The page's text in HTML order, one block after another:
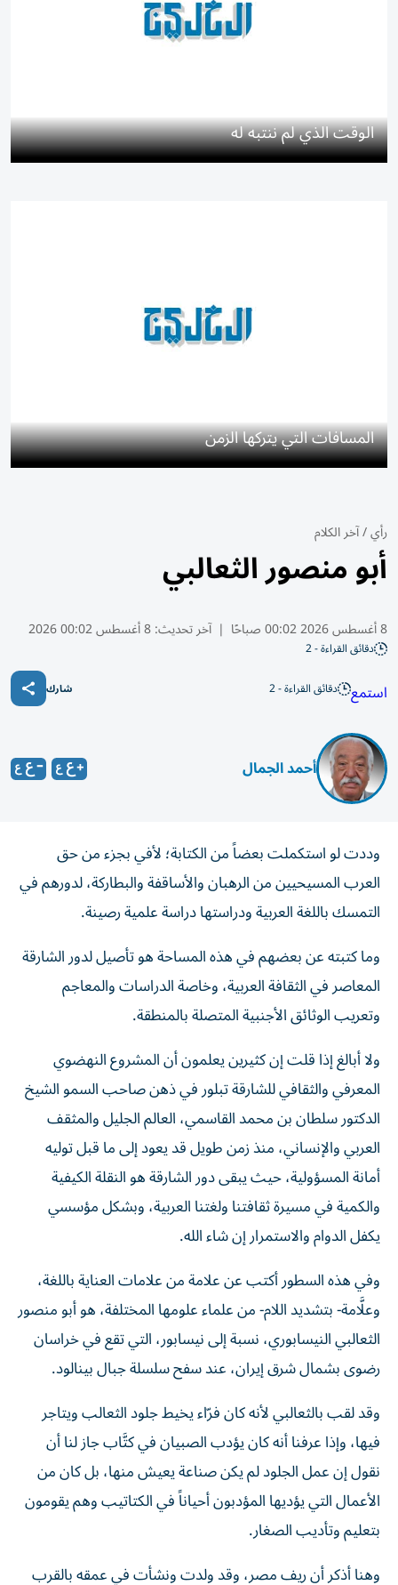
الوقت الذي لم ننتبه له
المسافات التي يتركها الزمن
رأي/آخر الكلام
أبو منصور الثعالبي
8 أغسطس 2026 00:02 صباحًا | آخر تحديث:8 أغسطس 00:02 2026
دقائق القراءة - 2
استمع دقائق القراءة - 2 شارك
أحمد الجمال
وددت لو استكملت بعضاً من الكتابة؛ لأفي بجزء من حق
العرب المسيحيين من الرهبان والأساقفة والبطاركة، لدورهم في
التمسك باللغة العربية ودراستها دراسة علمية رصينة.
وما كتبته عن بعضهم في هذه المساحة هو تأصيل لدور الشارقة
المعاصر في الثقافة العربية، وخاصة الدراسات والمعاجم
وتعريب الوثائق الأجنبية المتصلة بالمنطقة.
ولا أبالغ إذا قلت إن كثيرين يعلمون أن المشروع النهضوي
المعرفي والثقافي للشارقة تبلور في ذهن صاحب السمو الشيخ
الدكتور سلطان بن محمد القاسمي، العالم الجليل والمثقف
العربي والإنساني، منذ زمن طويل قد يعود إلى ما قبل توليه
أمانة المسؤولية، حيث يبقى دور الشارقة هو النقلة الكيفية
والكمية في مسيرة ثقافتنا ولغتنا العربية، وبشكل مؤسسي
يكفل الدوام والاستمرار إن شاء الله.
وفي هذه السطور أكتب عن علامة من علامات العناية باللغة،
وعلَّامة- بتشديد اللام- من علماء علومها المختلفة، هو أبو منصور
الثعالبي النيسابوري، نسبة إلى نيسابور، التي تقع في خراسان
رضوى بشمال شرق إيران، عند سفح سلسلة جبال بينالود.
وقد لقب بالثعالبي لأنه كان فرّاء يخيط جلود الثعالب ويتاجر
فيها، وإذا عرفنا أنه كان يؤدب الصبيان في كتَّاب جاز لنا أن
نقول إن عمل الجلود لم يكن صناعة يعيش منها، بل كان من
الأعمال التي يؤديها المؤدبون أحياناً في الكتاتيب وهم يقومون
بتعليم وتأديب الصغار.
وهنا أذكر أن ريف مصر، وقد ولدت ونشأت في عمقه بالقرب